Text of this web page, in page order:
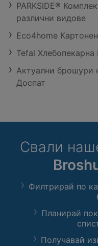
PARKSIDE®
различни видове
Eco4home
Tefal Хлебопекарна
Актуални брошури
Доспат
Свали
Филтрирай по
Планирай
Получавай